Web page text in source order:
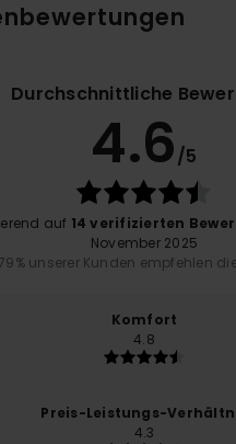
Durchschnittliche
4.6/5
auf 14 verifizierten
November 2025
79% unserer Kunden empfehlen
Komfort
4.8
Preis-Leistungs-
4.3